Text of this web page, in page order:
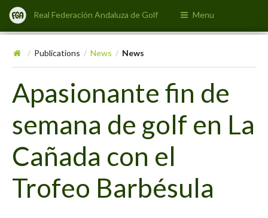
Real Federación Andaluza de Golf Menu
/ Publications / News / News
Apasionante fin de
semana de golf en La
Cañada con el
Trofeo Barbésula